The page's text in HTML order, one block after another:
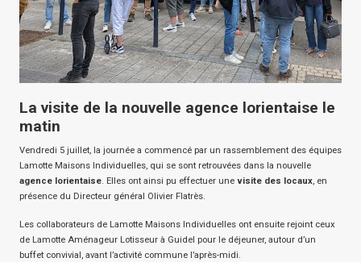
La visite de la nouvelle agence lorientaise le
matin
Vendredi 5 juillet, la journée a commencé par un rassemblement des équipes
Lamotte Maisons Individuelles, qui se sont retrouvées dans la nouvelle
agence lorientaise. Elles ont ainsi pu effectuer une visite des locaux, en
présence du Directeur général Olivier Flatrès.
Les collaborateurs de Lamotte Maisons Individuelles ont ensuite rejoint ceux
de Lamotte Aménageur Lotisseur à Guidel pour le déjeuner, autour d’un
buffet convivial, avant l’activité commune l’après-midi.